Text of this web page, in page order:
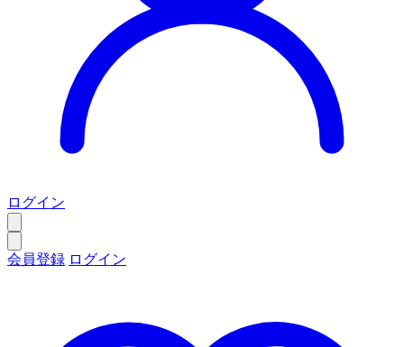
ログイン
会員登録 ログイン